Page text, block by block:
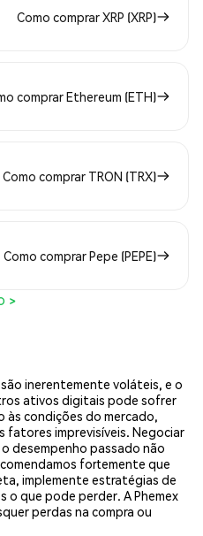
Como comprar XRP (XRP)
comprar Ethereum (ETH)
Como comprar TRON (TRX)
Como comprar Pepe (PEPE)
>
inerentemente voláteis, e o
ativos digitais pode sofrer
condições do mercado,
fatores imprevisíveis. Negociar
desempenho passado não
fortemente que
implemente estratégias de
o que pode perder. A Phemex
perdas na compra ou